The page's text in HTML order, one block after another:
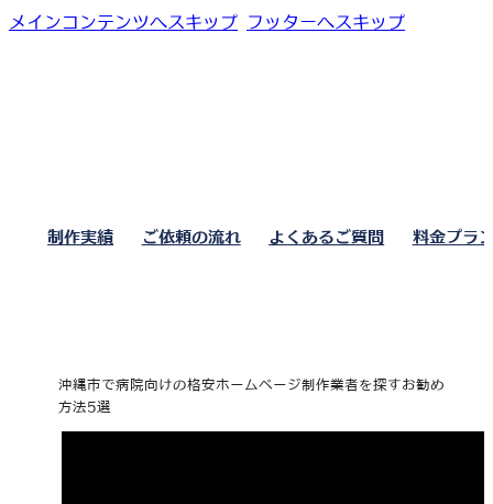
メインコンテンツへスキップ フッターへスキップ
制作実績 ご依頼の流れ よくあるご質問 料金プラ
沖縄市で病院向けの格安ホームページ制作業者を探すお勧め
方法5選